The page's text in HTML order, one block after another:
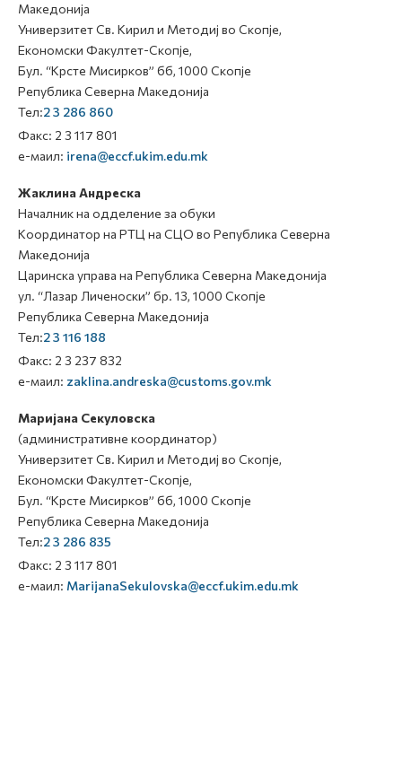
Македонија
Универзитет Св. Кирил и Методиј во Скопје,
Економски Факултет-Скопје,
Бул. “Крсте Мисирков” бб, 1000 Скопје
Република Северна Македонија
Тел:2 3 286 860
Факс: 2 3 117 801
е-маил: irena@eccf.ukim.edu.mk
Жаклина Андреска
Началник на одделение за обуки
Координатор на РТЦ на СЦО во Република Северна
Македонија
Царинска управа на Република Северна Македонија
ул. “Лазар Личеноски” бр. 13, 1000 Скопје
Република Северна Македонија
Тел:2 3 116 188
Факс: 2 3 237 832
е-маил: zaklina.andreska@customs.gov.mk
Маријана Секуловска
(административне координатор)
Универзитет Св. Кирил и Методиј во Скопје,
Економски Факултет-Скопје,
Бул. “Крсте Мисирков” бб, 1000 Скопје
Република Северна Македонија
Тел:2 3 286 835
Факс: 2 3 117 801
е-маил: MarijanaSekulovska@eccf.ukim.edu.mk